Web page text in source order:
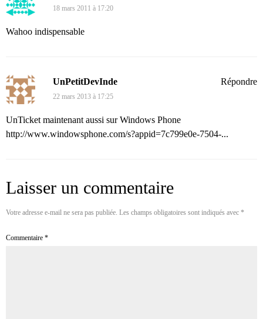
18 mars 2011 à 17:20
Wahoo indispensable
UnPetitDevInde
22 mars 2013 à 17:25
UnTicket maintenant aussi sur Windows Phone
http://www.windowsphone.com/s?appid=7c799e0e-7504-...
Répondre
Laisser un commentaire
Votre adresse e-mail ne sera pas publiée. Les champs obligatoires sont indiqués avec *
Commentaire *